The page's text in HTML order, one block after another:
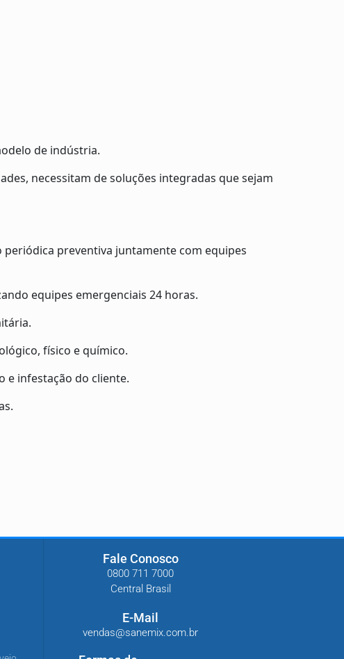
de indústria.
necessitam de soluções integradas que sejam
preventiva juntamente com equipes
equipes emergenciais 24 horas.
físico e químico.
e infestação do cliente.
Fale Conosco
0800 711 7000
Central Brasil
E-Mail
vendas@sanemix.com.br